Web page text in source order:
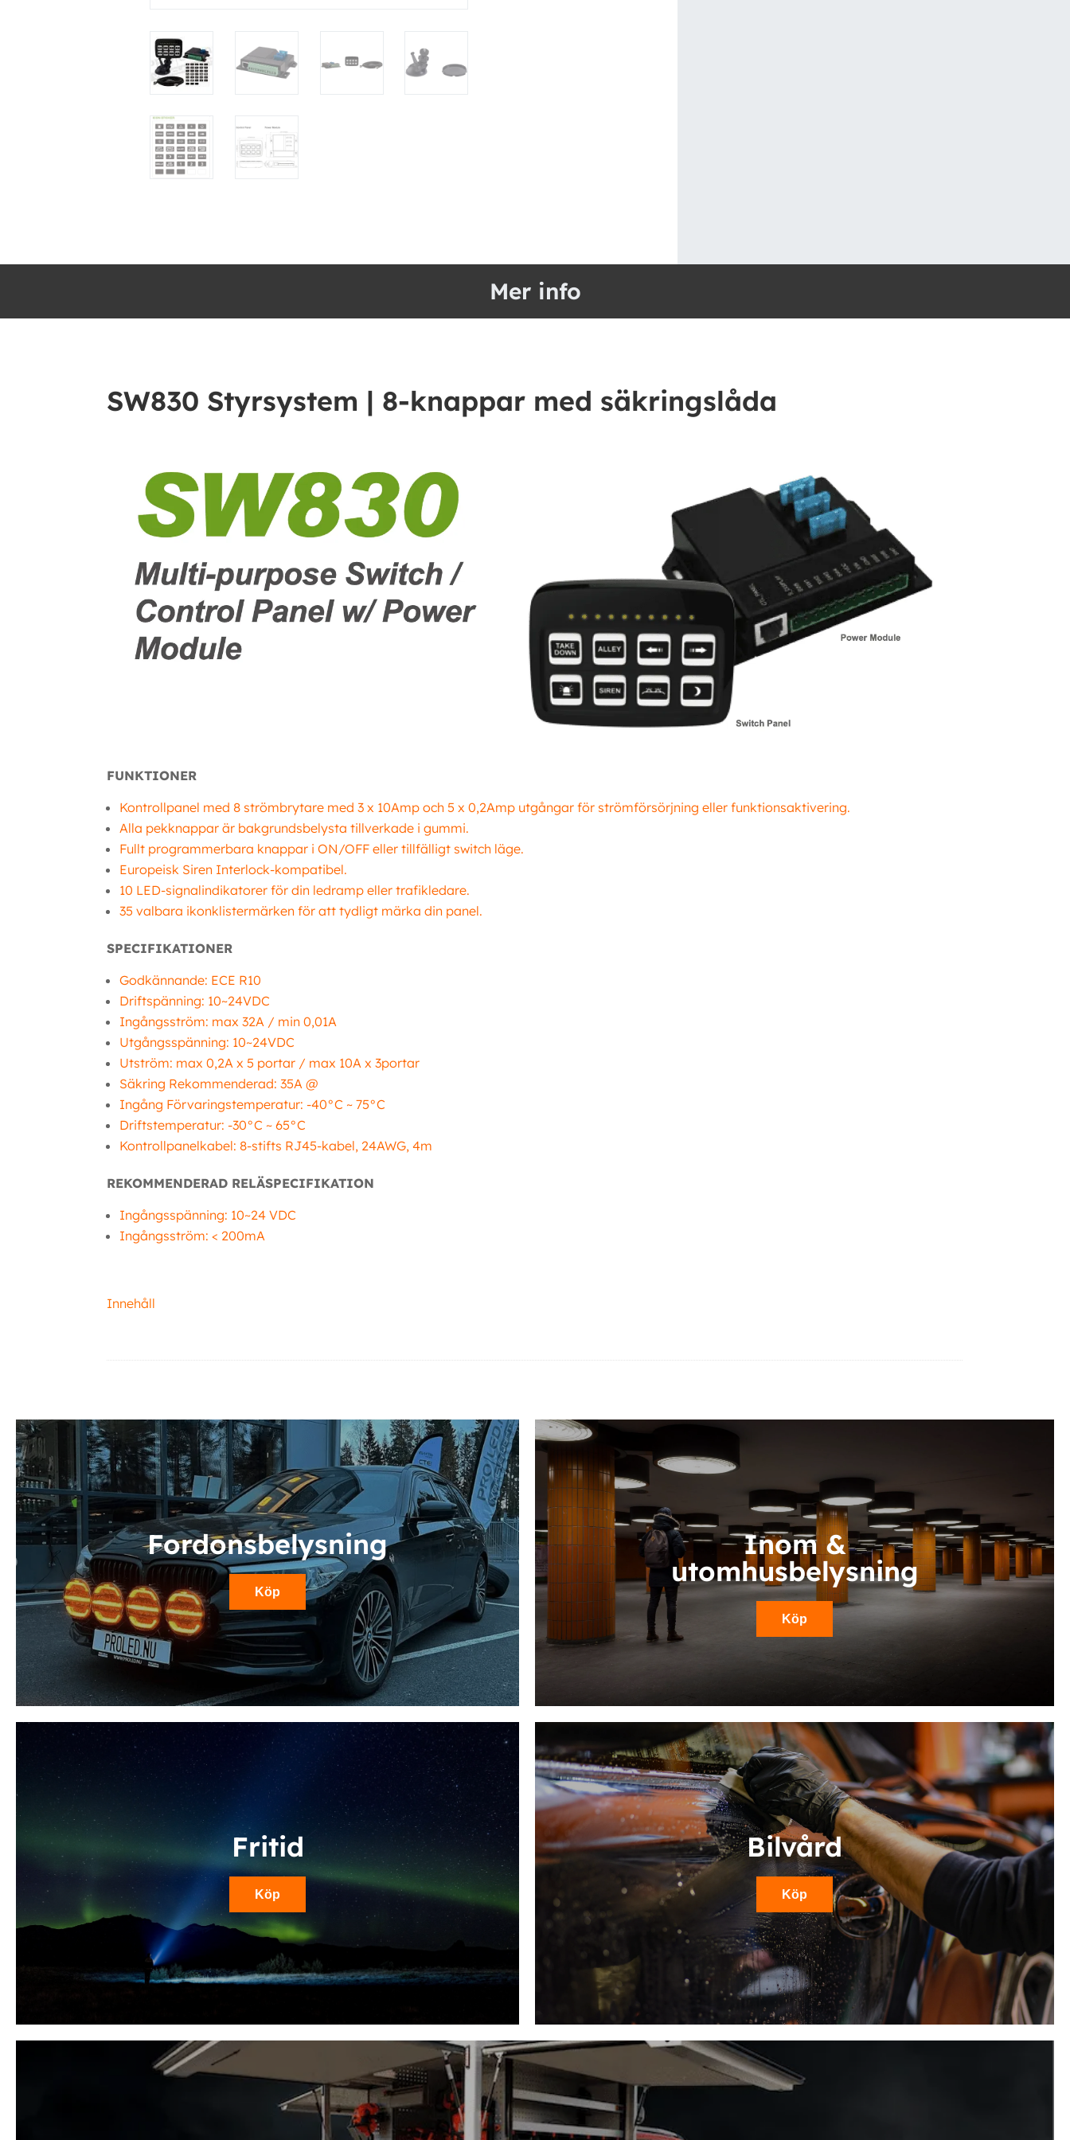
Mer info
SW830 Styrsystem | 8-knappar med säkringslåda
FUNKTIONER
Kontrollpanel med 8 strömbrytare med 3 x 10Amp och 5 x 0,2Amp utgångar för strömförsörjning eller funktionsaktivering.
Alla pekknappar är bakgrundsbelysta tillverkade i gummi.
Fullt programmerbara knappar i ON/OFF eller tillfälligt switch läge.
Europeisk Siren Interlock-kompatibel.
10 LED-signalindikatorer för din ledramp eller trafikledare.
35 valbara ikonklistermärken för att tydligt märka din panel.
SPECIFIKATIONER
Godkännande: ECE R10
Driftspänning: 10~24VDC
Ingångsström: max 32A / min 0,01A
Utgångsspänning: 10~24VDC
Utström: max 0,2A x 5 portar / max 10A x 3portar
Säkring Rekommenderad: 35A @
Ingång Förvaringstemperatur: -40°C ~ 75°C
Driftstemperatur: -30°C ~ 65°C
Kontrollpanelkabel: 8-stifts RJ45-kabel, 24AWG, 4m
REKOMMENDERAD RELÄSPECIFIKATION
Ingångsspänning: 10~24 VDC
Ingångsström: < 200mA
Innehåll
Fordonsbelysning
Köp
Inom &
utomhusbelysning
Köp
Fritid
Köp
Bilvård
Köp